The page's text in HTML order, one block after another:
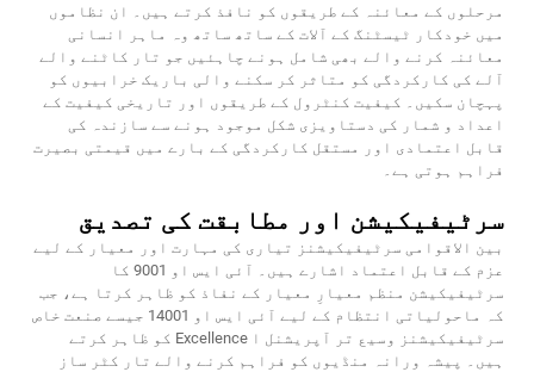
مرحلوں کے معائنہ کے طریقوں کو نافذ کرتے ہیں۔ ان نظاموں
میں خودکار ٹیسٹنگ کے آلات کے ساتھ ساتھ وہ ماہر انسانی
معائنہ کرنے والے بھی شامل ہونے چاہئیں جو تار کاٹنے والے
آلے کی کارکردگی کو متاثر کر سکنے والی باریک خرابیوں کو
پہچان سکیں۔ کیفیت کنٹرول کے طریقوں اور تاریخی کیفیت کے
اعداد و شمار کی دستاویزی شکل موجود ہونے سے سازندہ کی
قابل اعتمادی اور مستقل کارکردگی کے بارے میں قیمتی بصیرت
فراہم ہوتی ہے۔
سرٹیفیکیشن اور مطابقت کی تصدیق
بین الاقوامی سرٹیفیکیشنز تیاری کی مہارت اور معیار کے لیے
عزم کے قابل اعتماد اشارے ہیں۔ آئی ایس او 9001 کا
سرٹیفیکیشن منظم معیارِ معیار کے نفاذ کو ظاہر کرتا ہے، جب
کہ ماحولیاتی انتظام کے لیے آئی ایس او 14001 جیسے صنعت خاص
سرٹیفیکیشنز وسیع تر آپریشنل ا Excellence کو ظاہر کرتے
ہیں۔ پیشہ ورانہ منڈیوں کو فراہم کرنے والے تار کٹر ساز